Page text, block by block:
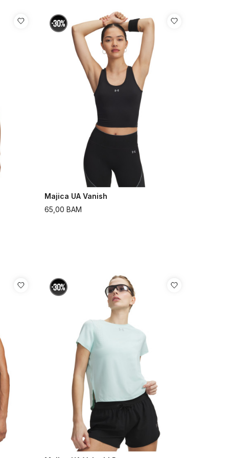
Majica UA Vanish
65,00 BAM